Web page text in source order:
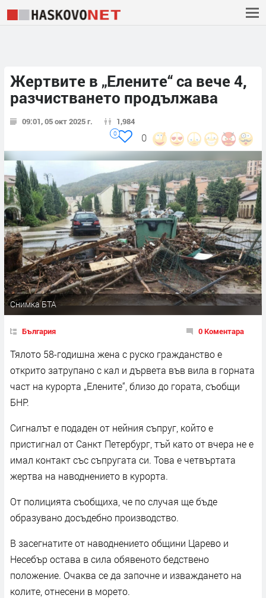
Жертвите в „Елените“ са вече 4,
разчистването продължава
09:01, 05 окт 2025 г. 1,984
0
0
Снимка БТА
България 0 Коментара
Тялото 58-годишна жена с руско гражданство е
открито затрупано с кал и дървета във вила в горната
част на курорта „Елените“, близо до гората, съобщи
БНР.
Сигналът е подаден от нейния съпруг, който е
пристигнал от Санкт Петербург, тъй като от вчера не е
имал контакт със съпругата си. Това е четвъртата
жертва на наводнението в курорта.
От полицията съобщиха, че по случая ще бъде
образувано досъдебно производство.
В засегнатите от наводнението общини Царево и
Несебър остава в сила обявеното бедствено
положение. Очаква се да започне и изваждането на
колите, отнесени в морето.